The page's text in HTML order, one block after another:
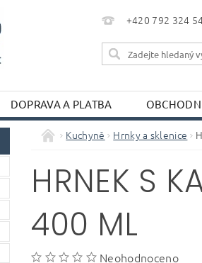
+420 792 324
DOPRAVA A PLATBA
Kuchyně Hrnky a sklenice
HRNEK S
400 ML
Neohodnoceno